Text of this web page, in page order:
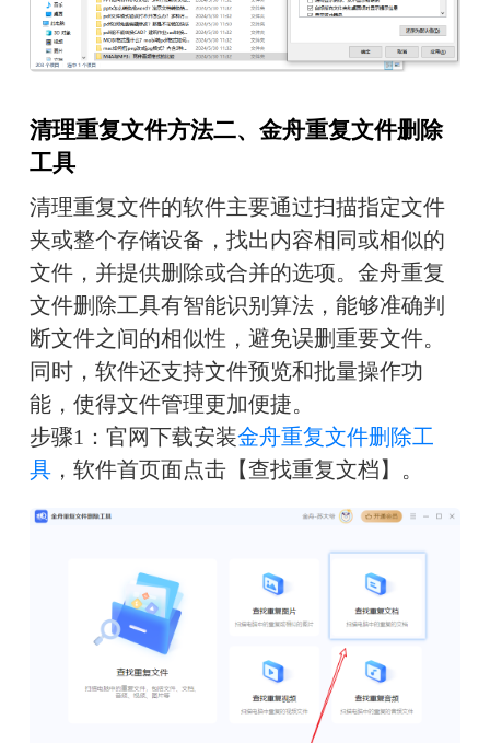
清理重复文件方法二、金舟重复文件删除
工具
清理重复文件的软件主要通过扫描指定文件
夹或整个存储设备，找出内容相同或相似的
文件，并提供删除或合并的选项。金舟重复
文件删除工具有智能识别算法，能够准确判
断文件之间的相似性，避免误删重要文件。
同时，软件还支持文件预览和批量操作功
能，使得文件管理更加便捷。
步骤1：官网下载安装金舟重复文件删除工
具，软件首页面点击【查找重复文档】。